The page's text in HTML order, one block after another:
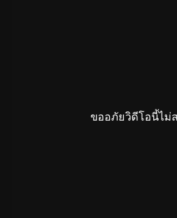
ขออภัยวิดีโอนี้ไม่